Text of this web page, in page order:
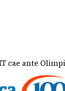
ante Olimpia en